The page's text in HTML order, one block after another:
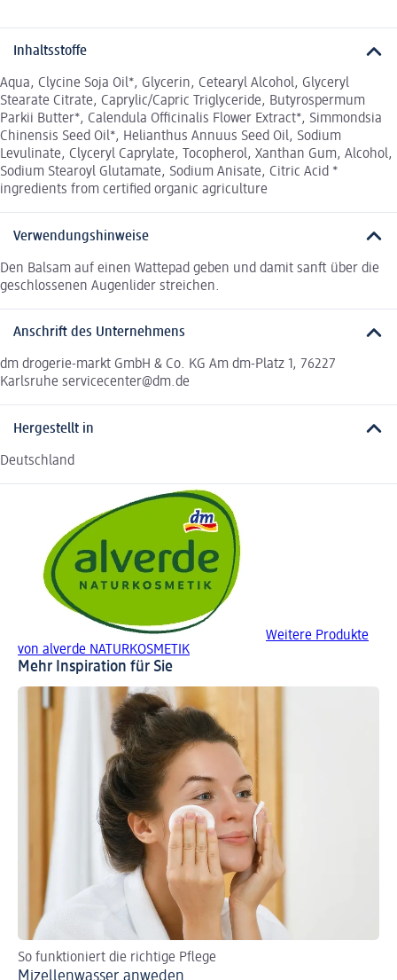
Inhaltsstoffe
Aqua, Clycine Soja Oil*, Glycerin, Cetearyl Alcohol, Glyceryl
Stearate Citrate, Caprylic/Capric Triglyceride, Butyrospermum
Parkii Butter*, Calendula Officinalis Flower Extract*, Simmondsia
Chinensis Seed Oil*, Helianthus Annuus Seed Oil, Sodium
Levulinate, Clyceryl Caprylate, Tocopherol, Xanthan Gum, Alcohol,
Sodium Stearoyl Glutamate, Sodium Anisate, Citric Acid *
ingredients from certified organic agriculture
Verwendungshinweise
Den Balsam auf einen Wattepad geben und damit sanft über die
geschlossenen Augenlider streichen.
Anschrift des Unternehmens
dm drogerie-markt GmbH & Co. KG Am dm-Platz 1, 76227
Karlsruhe servicecenter@dm.de
Hergestellt in
Deutschland
Weitere Produkte
von alverde NATURKOSMETIK
Mehr Inspiration für Sie
So funktioniert die richtige Pflege